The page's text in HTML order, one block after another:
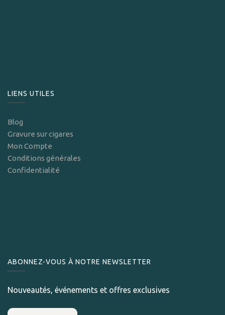
LIENS UTILES
Blog
Gravure sur cigares
Mon Compte
Conditions générales
Confidentialité
ABONNEZ-VOUS À NOTRE NEWSLETTER
Nouveautés, événements et offres exclusives